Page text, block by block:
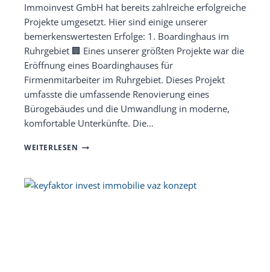
Immoinvest GmbH hat bereits zahlreiche erfolgreiche
Projekte umgesetzt. Hier sind einige unserer
bemerkenswertesten Erfolge: 1. Boardinghaus im
Ruhrgebiet 🏢 Eines unserer größten Projekte war die
Eröffnung eines Boardinghauses für
Firmenmitarbeiter im Ruhrgebiet. Dieses Projekt
umfasste die umfassende Renovierung eines
Bürogebäudes und die Umwandlung in moderne,
komfortable Unterkünfte. Die…
WEITERLESEN VAZ
ERFOLGREICHE